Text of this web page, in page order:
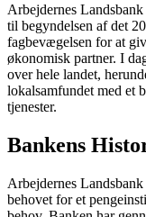
Arbejdernes
til begyndelsen af det
fagbevægelsen for at
økonomisk partner. I
over hele landet,
lokalsamfundet med et
tjenester.
Bankens
Arbejdernes
behovet for et